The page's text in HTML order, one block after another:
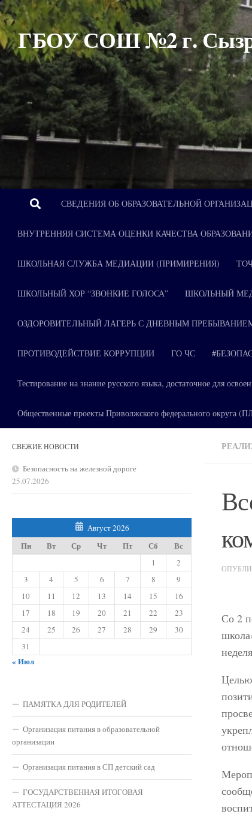
Перейти к содержимому
ГБОУ СОШ №2 г.
СВЕДЕНИЯ ОБ ОБРАЗОВАТЕЛЬНОЙ
ВНУТРЕННЯЯ СИСТЕМА ОЦЕНКИ КАЧЕСТВА
ШКОЛЬНАЯ СЛУЖБА МЕДИАЦИИ (ПРИМИРЕНИЯ)
ШКОЛЬНЫЙ ХОР “ЗВОНКИЕ ГОЛОСА” ШКОЛЬНЫЙ
ОЗДОРОВИТЕЛЬНЫЙ ЛАГЕРЬ С ДНЕВНЫМ
ПРОТИВОДЕЙСТВИЕ КОРРУПЦИИ ГО ЧС
Тестирование на знание русского языка, достаточное для
Общественные проекты Приволжского федерального округа
Со 2
Целью
СВЕЖИЕ НОВОСТИ
Безопасность на железной дороге
25.07.2026
Август 2026
Пн Вт Ср Чт Пт Сб Вс
1
2
3
4 5 6 7 8
9
10
11 12 13 14 15
16
17
18 19 20 21 22
23
24
25 26 27 28 29
30
31
« Июл
ПАМЯТКА ДЛЯ РОДИТЕЛЕЙ
Организация питания в образовательной
организации
Организация питания в СП детский сад
ГОСУДАРСТВЕННАЯ ИТОГОВАЯ
АТТЕСТАЦИЯ 2026